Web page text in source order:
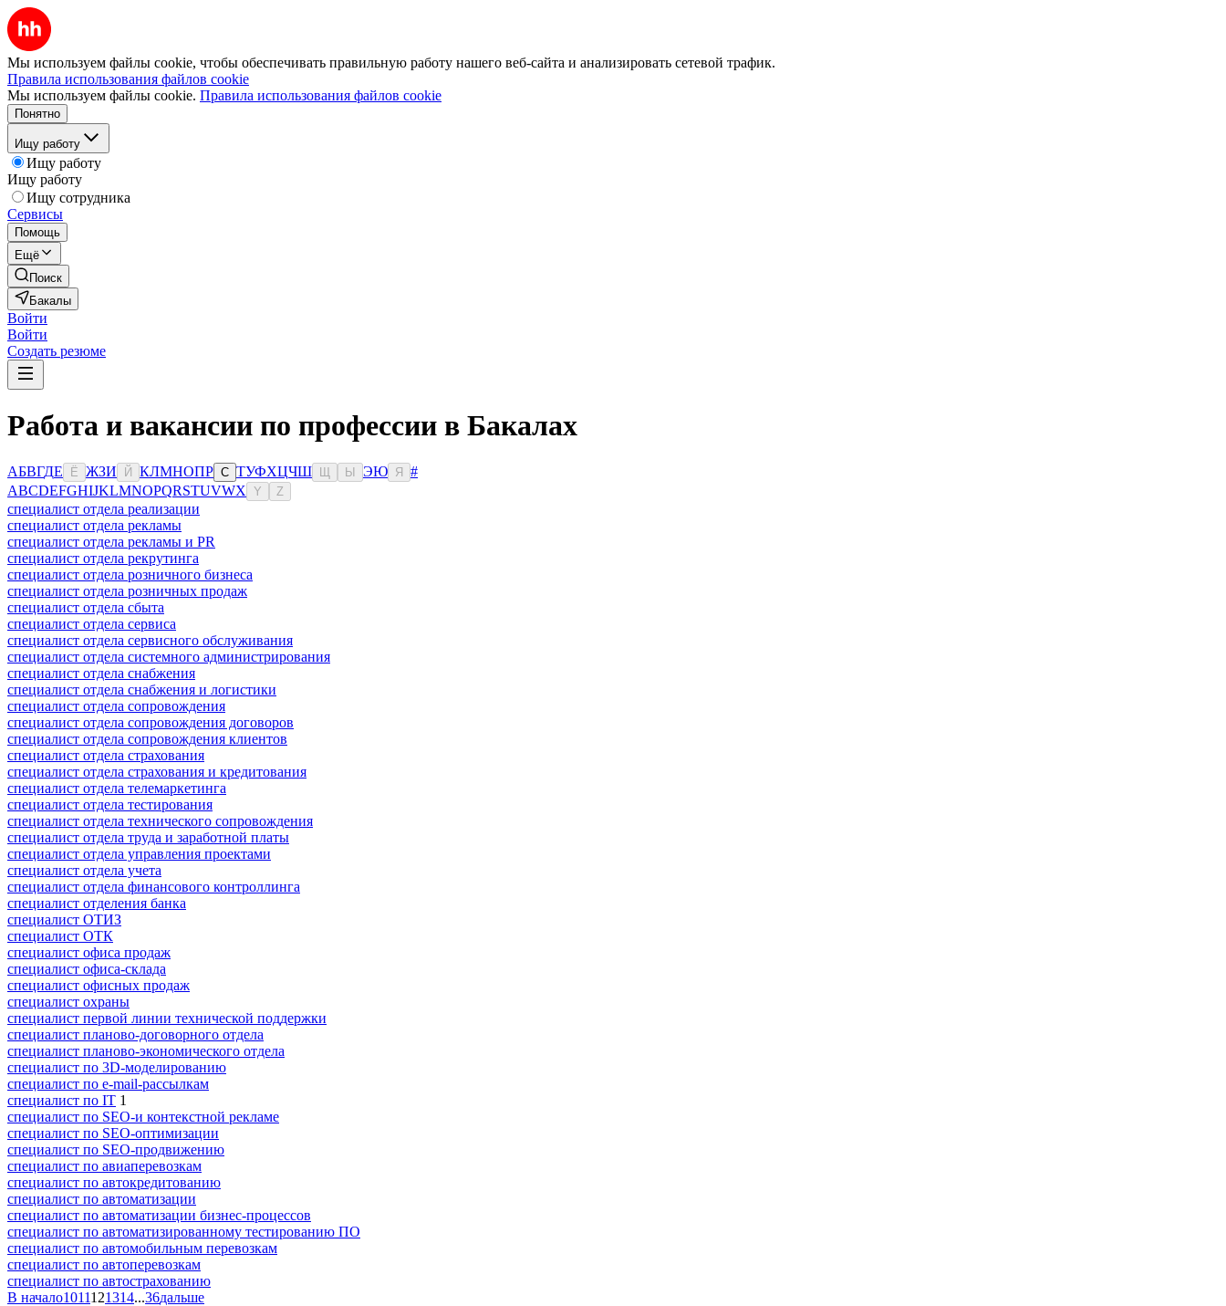
Мы используем файлы cookie, чтобы обеспечивать правильную работу нашего веб-сайта и анализировать сетевой трафик.
Правила использования файлов cookie
Мы используем файлы cookie. Правила использования файлов cookie
Понятно
Ищу работу
Ищу работу
Ищу работу
Ищу сотрудника
Сервисы
Помощь
Ещё
Поиск
Бакалы
Войти
Войти
Создать резюме
Работа и вакансии по профессии в Бакалах
АБВГДЕ Ё ЖЗИ Й КЛМНОПР С ТУФХЦЧШ Ы ЭЮ Я
#
ABCDEFGHIJKLMNOPQRSTUVWX Y Z
специалист отдела реализации
специалист отдела рекламы
специалист отдела рекламы и PR
специалист отдела рекрутинга
специалист отдела розничного бизнеса
специалист отдела розничных продаж
специалист отдела сбыта
специалист отдела сервиса
специалист отдела сервисного обслуживания
специалист отдела системного администрирования
специалист отдела снабжения
специалист отдела снабжения и логистики
специалист отдела сопровождения
специалист отдела сопровождения договоров
специалист отдела сопровождения клиентов
специалист отдела страхования
специалист отдела страхования и кредитования
специалист отдела телемаркетинга
специалист отдела тестирования
специалист отдела технического сопровождения
специалист отдела труда и заработной платы
специалист отдела управления проектами
специалист отдела учета
специалист отдела финансового контроллинга
специалист отделения банка
специалист ОТИЗ
специалист ОТК
специалист офиса продаж
специалист офиса-склада
специалист офисных продаж
специалист охраны
специалист первой линии технической поддержки
специалист планово-договорного отдела
специалист планово-экономического отдела
специалист по 3D-моделированию
специалист по e-mail-рассылкам
специалист по IT 1
специалист по SEO-и контекстной рекламе
специалист по SEO-оптимизации
специалист по SEO-продвижению
специалист по авиаперевозкам
специалист по автокредитованию
специалист по автоматизации
специалист по автоматизации бизнес-процессов
специалист по автоматизированному тестированию ПО
специалист по автомобильным перевозкам
специалист по автоперевозкам
специалист по автострахованию
В начало1011121314...36дальше